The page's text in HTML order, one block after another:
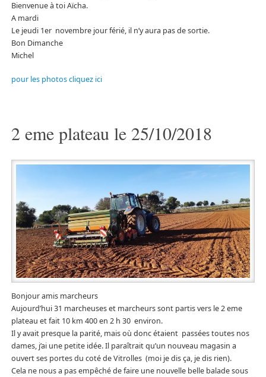
Bienvenue à toi Aïcha.
A mardi
Le jeudi 1er novembre jour férié, il n’y aura pas de sortie.
Bon Dimanche
Michel
pour les photos cliquez ici
2 eme plateau le 25/10/2018
Bonjour amis marcheurs
Aujourd’hui 31 marcheuses et marcheurs sont partis vers le 2 eme
plateau et fait 10 km 400 en 2 h 30 environ.
Il y avait presque la parité, mais où donc étaient passées toutes nos
dames, j’ai une petite idée. Il paraîtrait qu’un nouveau magasin a
ouvert ses portes du coté de Vitrolles (moi je dis ça, je dis rien).
Cela ne nous a pas empêché de faire une nouvelle belle balade sous